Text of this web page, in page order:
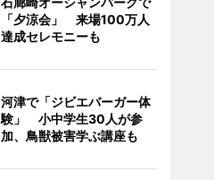
「夕涼会」 来場100万人
達成セレモニーも
河津で「ジビエバーガー体
験」 小中学生30人が参
加、鳥獣被害学ぶ講座も